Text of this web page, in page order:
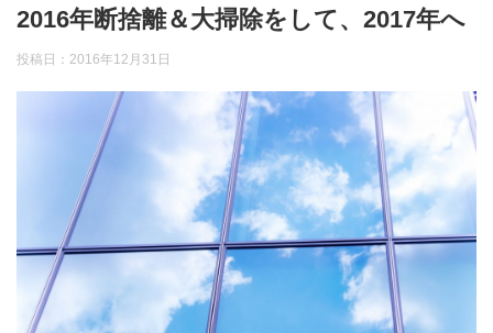
2016年断捨離＆大掃除をして、2017年へ
投稿日：2016年12月31日